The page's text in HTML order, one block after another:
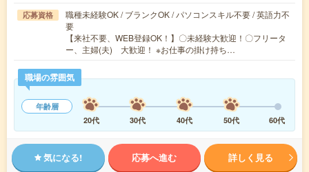
応募資格
職種未経験OK / ブランクOK / パソコンスキル不要 / 英語力不
要
【来社不要、WEB登録OK！】〇未経験大歓迎！〇フリータ
ー、主婦(夫) 大歓迎！ ※お仕事の掛け持ち…
職場の雰囲気
年齢層
20代
30代 40代 50代 60代
気になる! 応募へ進む 詳しく見る